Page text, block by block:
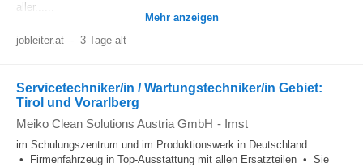
aller......
Mehr anzeigen
jobleiter.at - 3 Tage alt
Servicetechniker/in / Wartungstechniker/in Gebiet:
Tirol und Vorarlberg
Meiko Clean Solutions Austria GmbH - Imst
im Schulungszentrum und im Produktionswerk in Deutschland
• Firmenfahrzeug in Top-Ausstattung mit allen Ersatzteilen • Sie